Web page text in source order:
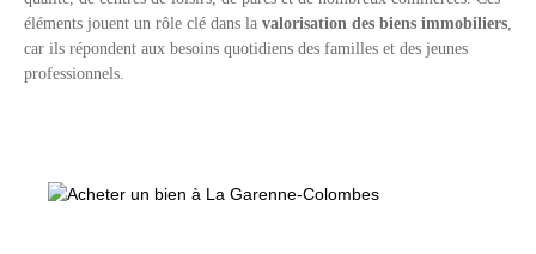
éléments jouent un rôle clé dans la valorisation des biens immobiliers
car ils répondent aux besoins quotidiens des familles et des jeunes
professionnels.